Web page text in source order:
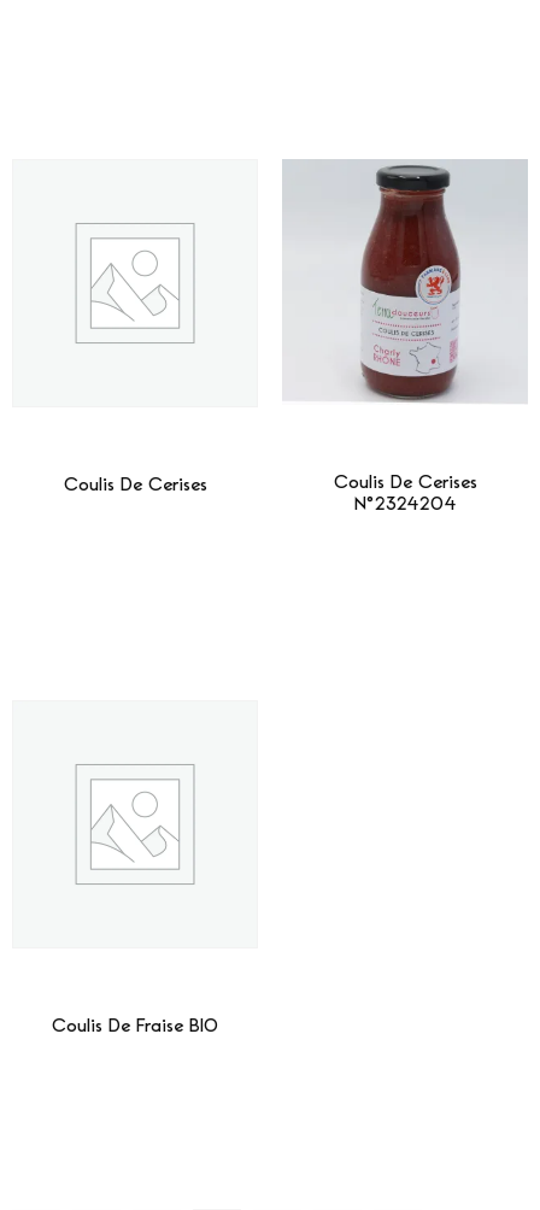
Coulis De Cerises
Coulis De Cerises
N°2324204
Coulis De Fraise BIO